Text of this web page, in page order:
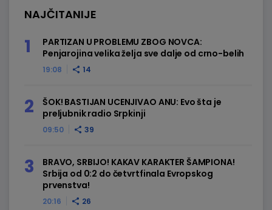
NAJČITANIJE
19:08 14
PARTIZAN U PROBLEMU ZBOG NOVCA:
Penjarojina velika želja sve dalje od crno-belih
09:50 39
ŠOK! BASTIJAN UCENJIVAO ANU: Evo šta je
preljubnik radio Srpkinji
20:16 26
BRAVO, SRBIJO! KAKAV KARAKTER ŠAMPIONA!
Srbija od 0:2 do četvrtfinala Evropskog
prvenstva!